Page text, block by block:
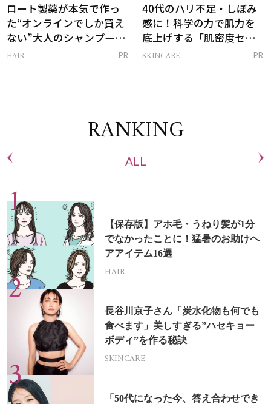
ロート製薬が本気で作っ
た“オンラインでしか買え
ない”大人のシャンプー＆
トリートメントって？
HAIR PR
40代のハリ不足・しぼみ
感に！科学の力で肌力を
底上げする「肌密度セラ
ム」
SKINCARE PR
RANKING
ALL
【保存版】アホ毛・うねり髪が1分
でなかったことに！猛暑のお助けヘ
アアイテム16選
HAIR
長谷川京子さん「炭水化物も何でも
食べます」美しすぎる”ハセキョー
ボディ”を作る秘訣
SKINCARE
「50代になった今、答え合わせでき